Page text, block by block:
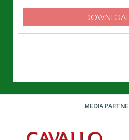
MEDIA